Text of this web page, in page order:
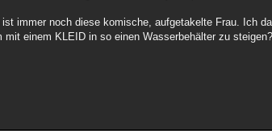
immer noch diese komische, aufgetakelte Frau. Ich
mit einem KLEID in so einen Wasserbehälter zu